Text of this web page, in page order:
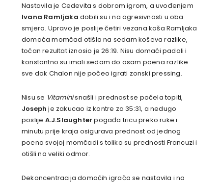
Nastavila je Cedevita s dobrom igrom, a uvođenjem
Ivana Ramljaka dobili su i na agresivnosti u oba
smjera. Upravo je poslije četiri vezana koša Ramljaka
domaća momčad otišla na sedam koševa razlike,
točan rezultat iznosio je 26:19. Nisu domaći padali i
konstantno su imali sedam do osam poena razlike
sve dok Chalon nije počeo igrati zonski pressing.
Nisu se Vitaminisnašli i prednost se počela topiti,
Joseph je zakucao iz kontre za 35:31, a nedugo
poslije A.J.Slaughter pogađa tricu preko ruke i
minutu prije kraja osigurava prednost od jednog
poena svojoj momčadi s toliko su prednosti Francuzi i
otišli na veliki odmor.
Dekoncentracija domaćih igrača se nastavila i na